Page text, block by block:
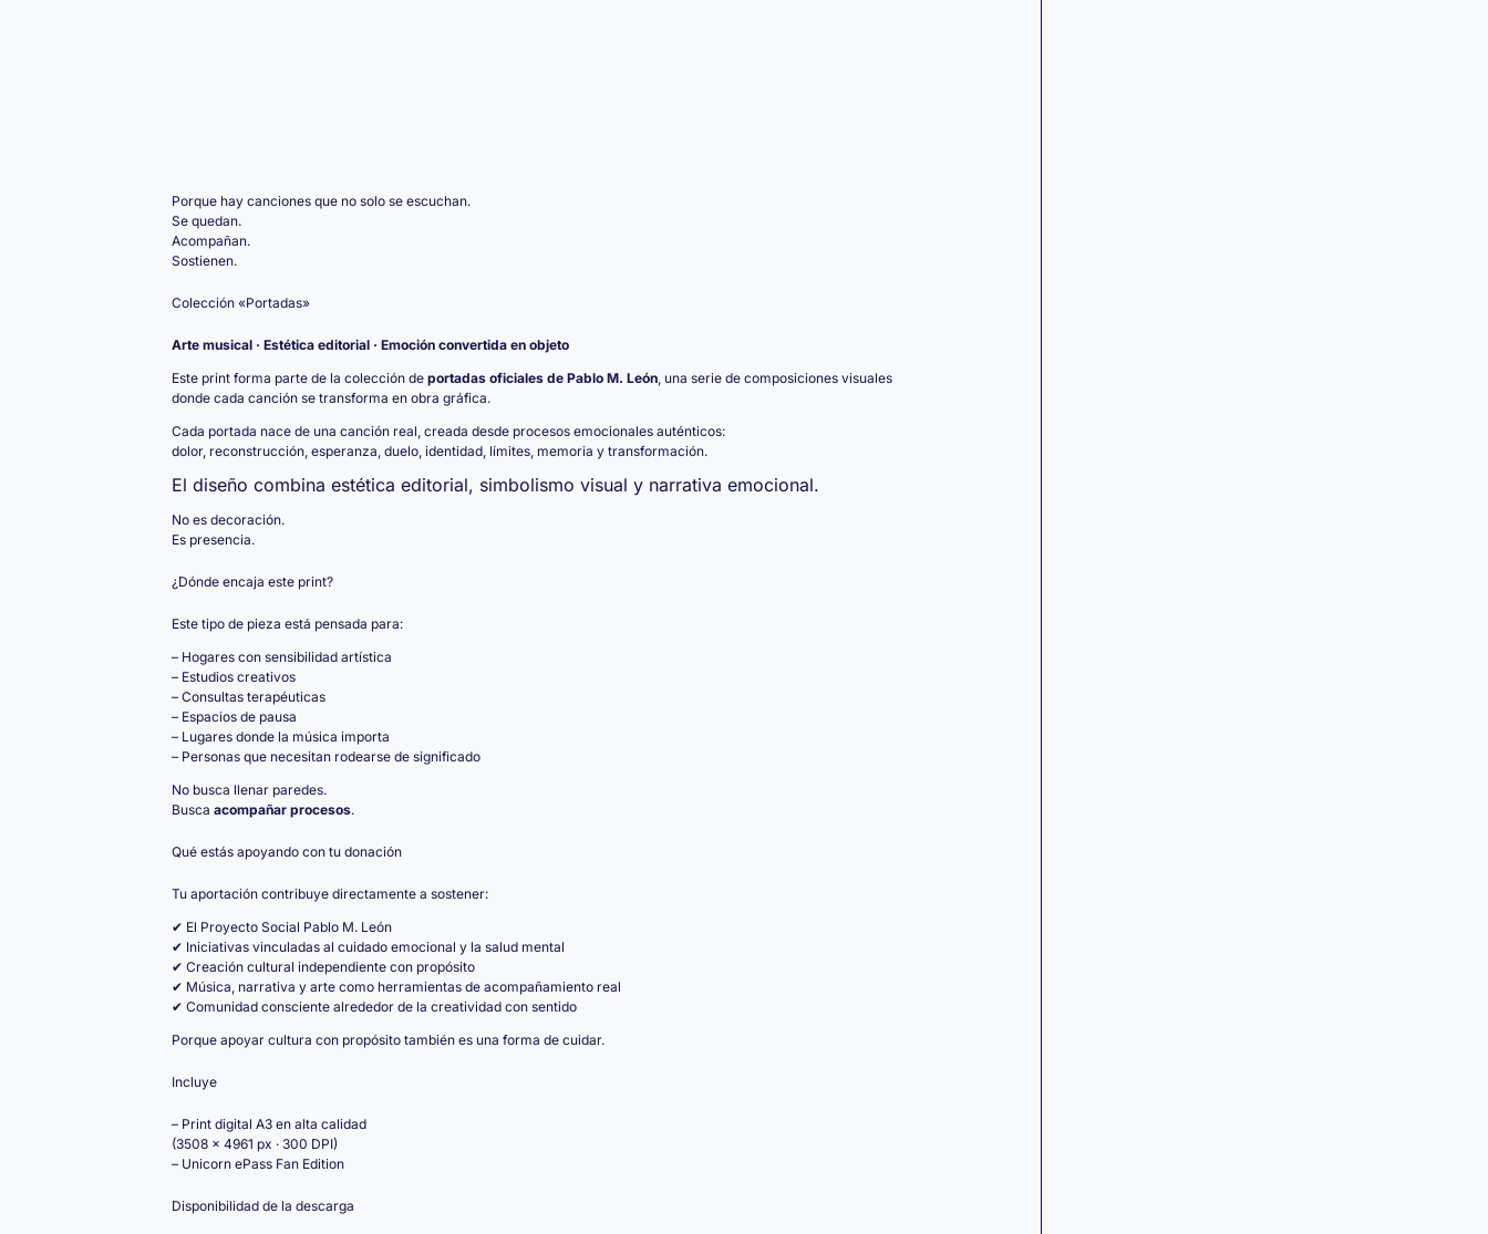
Porque hay canciones que no solo se escuchan.
Se quedan.
Acompañan.
Sostienen.
Colección «Portadas»
Arte musical · Estética editorial · Emoción convertida en objeto
Este print forma parte de la colección de portadas oficiales de Pablo M. León, una serie de composiciones visuales
donde cada canción se transforma en obra gráfica.
Cada portada nace de una canción real, creada desde procesos emocionales auténticos:
dolor, reconstrucción, esperanza, duelo, identidad, límites, memoria y transformación.
El diseño combina estética editorial, simbolismo visual y narrativa emocional.
No es decoración.
Es presencia.
¿Dónde encaja este print?
Este tipo de pieza está pensada para:
– Hogares con sensibilidad artística
– Estudios creativos
– Consultas terapéuticas
– Espacios de pausa
– Lugares donde la música importa
– Personas que necesitan rodearse de significado
No busca llenar paredes.
Busca acompañar procesos.
Qué estás apoyando con tu donación
Tu aportación contribuye directamente a sostener:
✔ El Proyecto Social Pablo M. León
✔ Iniciativas vinculadas al cuidado emocional y la salud mental
✔ Creación cultural independiente con propósito
✔ Música, narrativa y arte como herramientas de acompañamiento real
✔ Comunidad consciente alrededor de la creatividad con sentido
Porque apoyar cultura con propósito también es una forma de cuidar.
Incluye
– Print digital A3 en alta calidad
(3508 × 4961 px · 300 DPI)
– Unicorn ePass Fan Edition
Disponibilidad de la descarga